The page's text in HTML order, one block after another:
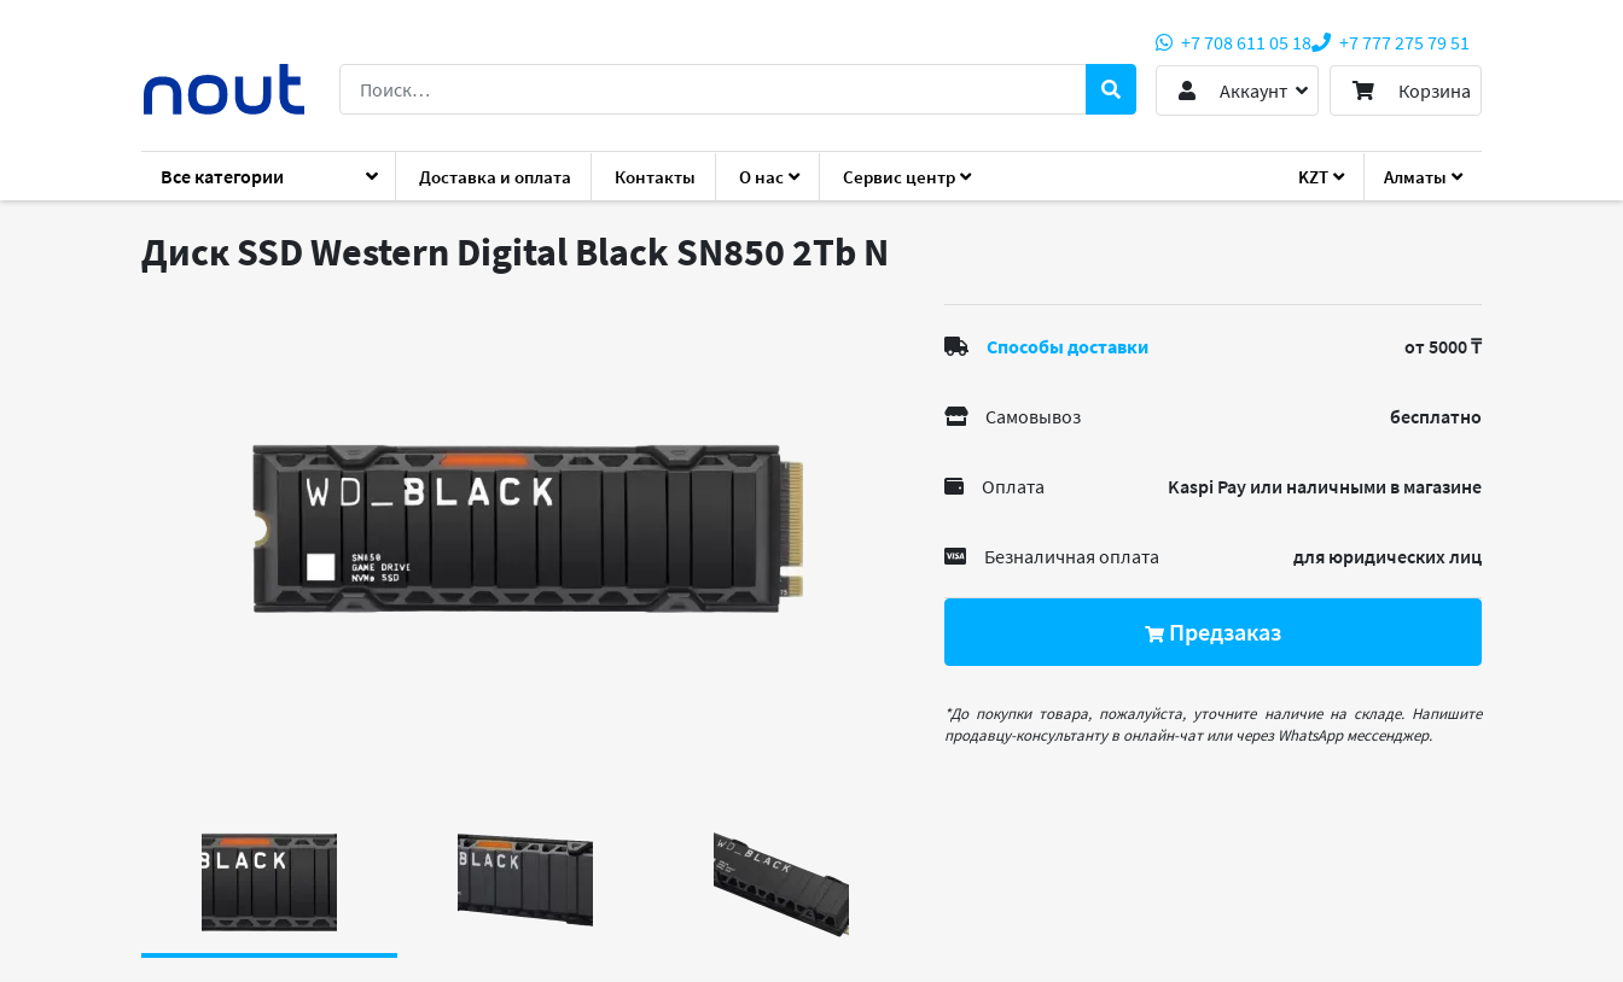
KZT Алматы
+7 708 611 05 18
+7 777 275 79 51
Аккаунт
Корзина
Все категории Доставка и оплата Контакты О нас Сервис центр
Каталог Комплектующие Комплектующие для ПК Накопители HDD/SSD Western Digital Black SN850 2Tb
Диск SSD Western Digital Black SN850 2Tb N
Способы доставки от 5000 ₸
Самовывоз бесплатно
Оплата Kaspi Pay или наличными в магазине
Безналичная оплата для юридических лиц
Предзаказ
*До покупки товара, пожалуйста, уточните наличие на складе. Напишите
продавцу-консультанту в онлайн-чат или через WhatsApp мессенджер.